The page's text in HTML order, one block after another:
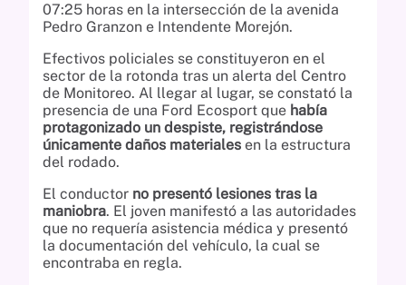
07:25 horas en la intersección de la avenida
Pedro Granzon e Intendente Morejón.
Efectivos policiales se constituyeron en el
sector de la rotonda tras un alerta del Centro
de Monitoreo. Al llegar al lugar, se constató la
presencia de una Ford Ecosport que había
protagonizado un despiste, registrándose
únicamente daños materiales en la estructura
del rodado.
El conductor no presentó lesiones tras la
maniobra. El joven manifestó a las autoridades
que no requería asistencia médica y presentó
la documentación del vehículo, la cual se
encontraba en regla.